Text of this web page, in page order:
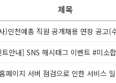
제목
)인천예총 직원 공개채용 연장 공고(
안내] SNS 해시태그 이벤트 #미소
페이지 서버 점검으로 인한 서비스